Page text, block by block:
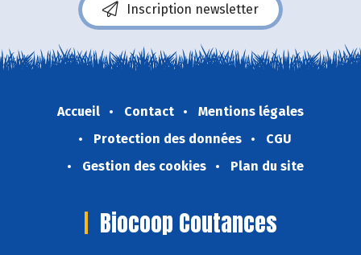
Inscription newsletter
Accueil Contact
Mentions légales
Protection des données
CGU
Gestion des cookies
Plan du site
Biocoop Coutances